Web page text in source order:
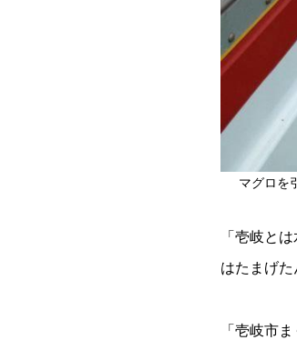
マグロを
「壱岐と
はたまげた
「壱岐市